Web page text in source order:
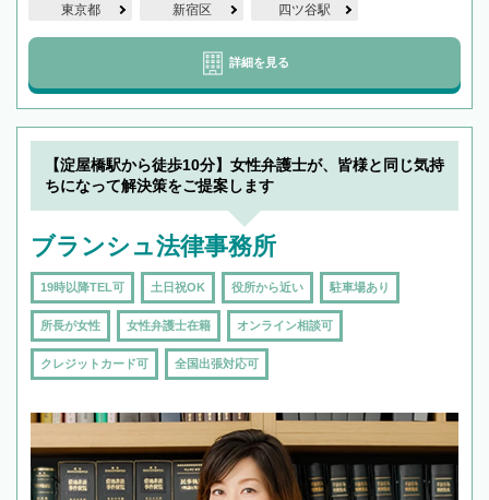
東京都 新宿区 四ツ谷駅
詳細を見る
【淀屋橋駅から徒歩10分】女性弁護士が、皆様と同じ気持
ちになって解決策をご提案します
ブランシュ法律事務所
19時以降TEL可 土日祝OK 役所から近い 駐車場あり
所長が女性 女性弁護士在籍 オンライン相談可
クレジットカード可 全国出張対応可